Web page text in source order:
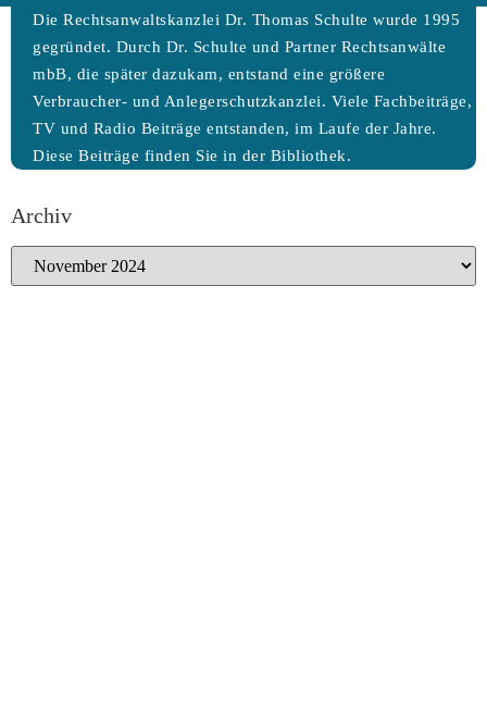
Die Rechtsanwaltskanzlei Dr. Thomas Schulte wurde 1995
gegründet. Durch Dr. Schulte und Partner Rechtsanwälte
mbB, die später dazukam, entstand eine größere
Verbraucher- und Anlegerschutzkanzlei. Viele Fachbeiträge,
TV und Radio Beiträge entstanden, im Laufe der Jahre.
Diese Beiträge finden Sie in der Bibliothek.
Archiv
Archiv